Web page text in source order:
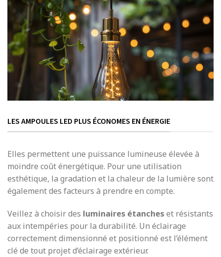
LES AMPOULES LED PLUS ÉCONOMES EN ÉNERGIE
Elles permettent une puissance lumineuse élevée à
moindre coût énergétique. Pour une utilisation
esthétique, la gradation et la chaleur de la lumière sont
également des facteurs à prendre en compte.
Veillez à choisir des luminaires étancheset résistants
aux intempéries pour la durabilité. Un éclairage
correctement dimensionné et positionné est l’élément
clé de tout projet d’éclairage extérieur.